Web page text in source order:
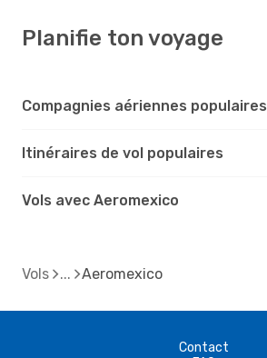
Planifie ton voyage
Compagnies aériennes populaires
Itinéraires de vol populaires
Vols avec Aeromexico
Vols Aeromexico
Contact